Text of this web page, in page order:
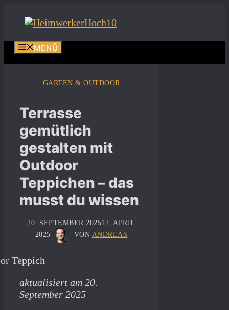
Inhalt
MENÜ
GARTEN & OUTDOOR
Terrasse
gemütlich
gestalten mit
Outdoor
Teppichen – das
musst du wissen
20. SEPTEMBER 202512. APRIL
2025
VON ANDREAS
aktualisiert am 20.
September 2025